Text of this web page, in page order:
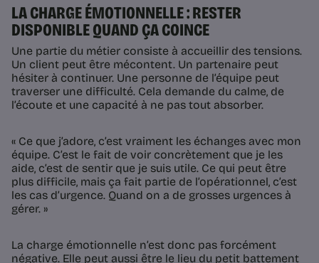
LA CHARGE ÉMOTIONNELLE : RESTER
DISPONIBLE QUAND ÇA COINCE
Une partie du métier consiste à accueillir des tensions.
Un client peut être mécontent. Un partenaire peut
hésiter à continuer. Une personne de l’équipe peut
traverser une difficulté. Cela demande du calme, de
l’écoute et une capacité à ne pas tout absorber.
« Ce que j’adore, c’est vraiment les échanges avec mon
équipe. C’est le fait de voir concrètement que je les
aide, c’est de sentir que je suis utile. Ce qui peut être
plus difficile, mais ça fait partie de l’opérationnel, c’est
les cas d’urgence. Quand on a de grosses urgences à
gérer. »
La charge émotionnelle n’est donc pas forcément
négative. Elle peut aussi être le lieu du petit battement